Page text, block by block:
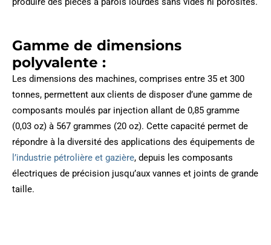
Gamme de dimensions
polyvalente :
Les dimensions des machines, comprises entre 35 et 300
tonnes, permettent aux clients de disposer d’une gamme de
composants moulés par injection allant de 0,85 gramme
(0,03 oz) à 567 grammes (20 oz). Cette capacité permet de
répondre à la diversité des applications des équipements de
l’industrie pétrolière et gazière, depuis les composants
électriques de précision jusqu’aux vannes et joints de grande
taille.